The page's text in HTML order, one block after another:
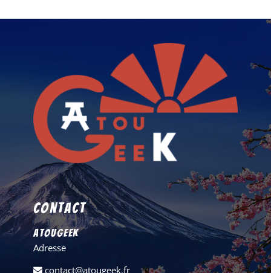
Contact
AtouGeek
Adresse
contact@atougeek.fr